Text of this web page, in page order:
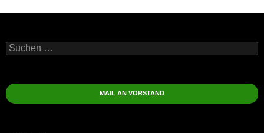
Suchen
nach:
MAIL AN VORSTAND